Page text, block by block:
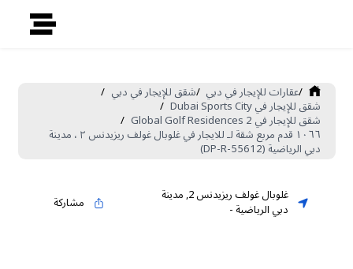
/عقارات للإيجار في دبي /شقق للإيجار في دبي /
شقق للإيجار في Dubai Sports City /
شقق للإيجار في Global Golf Residences 2 /
١٠٦٦ قدم مربع شقة لـ للايجار في غلوبال غولف ريزيدنس ٢ ، مدينة
دبي الرياضية (DP-R-55612)
غلوبال غولف ريزيدنس 2 ,مدينة
دبي الرياضية- مشاركة